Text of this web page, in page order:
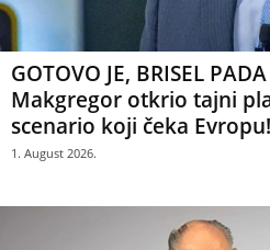
GOTOVO JE, BRISEL
Makgregor otkrio tajni
scenario koji čeka Evropu!
1. August 2026.